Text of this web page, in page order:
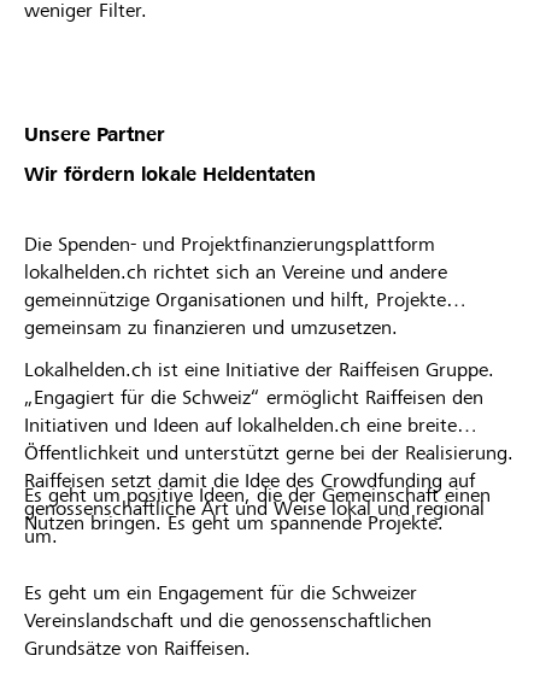
abgelehnt wurdest. * Die Raiffeisenbank Züri-
weniger Filter.
Unsere Partner
Wir fördern lokale Heldentaten
Die Spenden- und Projektfinanzierungsplattform
lokalhelden.ch richtet sich an Vereine und andere
gemeinnützige Organisationen und hilft, Projekte
gemeinsam zu finanzieren und umzusetzen.
Lokalhelden.ch ist eine Initiative der Raiffeisen Gruppe.
„Engagiert für die Schweiz“ ermöglicht Raiffeisen den
Initiativen und Ideen auf lokalhelden.ch eine breite
Öffentlichkeit und unterstützt gerne bei der Realisierung.
Raiffeisen setzt damit die Idee des Crowdfunding auf
genossenschaftliche Art und Weise lokal und regional
um.
Es geht um positive Ideen, die der Gemeinschaft einen
Nutzen bringen. Es geht um spannende Projekte.
Es geht um ein Engagement für die Schweizer
Vereinslandschaft und die genossenschaftlichen
Grundsätze von Raiffeisen.